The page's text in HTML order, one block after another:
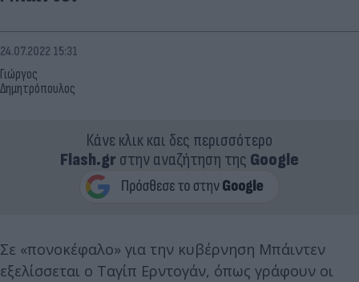
Γιώργος
Δημητρόπουλος
24.07.2022 15:31
Κάνε κλικ και δες περισσότερο
Flash.grστην αναζήτηση της Google
Σε «πονοκέφαλο» για την κυβέρνηση Μπάιντεν
εξελίσσεται ο Ταγίπ Ερντογάν, όπως γράφουν οι